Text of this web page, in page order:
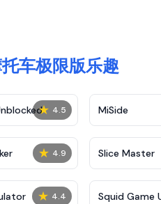
车极限版乐趣
★ 4.5 MiSide
★ 4.9 Slice Master
★ 4.4 Squid Game